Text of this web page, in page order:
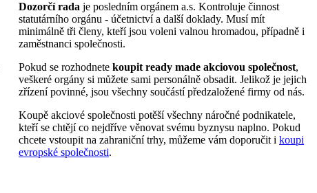
Dozorčí rada je posledním orgánem a.s. Kontroluje činnost
statutárního orgánu - účetnictví a další doklady. Musí mít
minimálně tři členy, kteří jsou voleni valnou hromadou, případně i
zaměstnanci společnosti.
Pokud se rozhodnetekoupit ready made akciovou společnost,
veškeré orgány si můžete sami personálně obsadit. Jelikož je jejich
zřízení povinné, jsou všechny součástí předzaložené firmy od nás.
Koupě akciové společnosti potěší všechny náročné podnikatele,
kteří se chtějí co nejdříve věnovat svému byznysu naplno. Pokud
chcete vstoupit na zahraniční trhy, můžeme vám doporučit ikoupi
evropské společnosti.